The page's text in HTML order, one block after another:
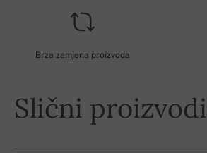
Brza zamjena proizvoda
Slični proizvodi